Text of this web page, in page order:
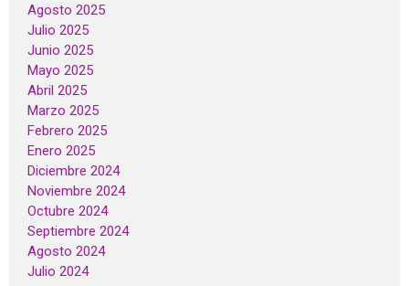
Agosto 2025
Julio 2025
Junio 2025
Mayo 2025
Abril 2025
Marzo 2025
Febrero 2025
Enero 2025
Diciembre 2024
Noviembre 2024
Octubre 2024
Septiembre 2024
Agosto 2024
Julio 2024